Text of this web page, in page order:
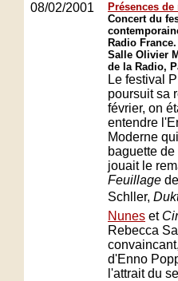
08/02/2001
Présences
Concert du
Radio France.
Salle Olivier
de la Radio,
Le festival
poursuit sa
février, on
entendre
Moderne
baguette
jouait le
Feuillage
Schller,
Nunes et
Rebecca
d'Enno
l'attrait du